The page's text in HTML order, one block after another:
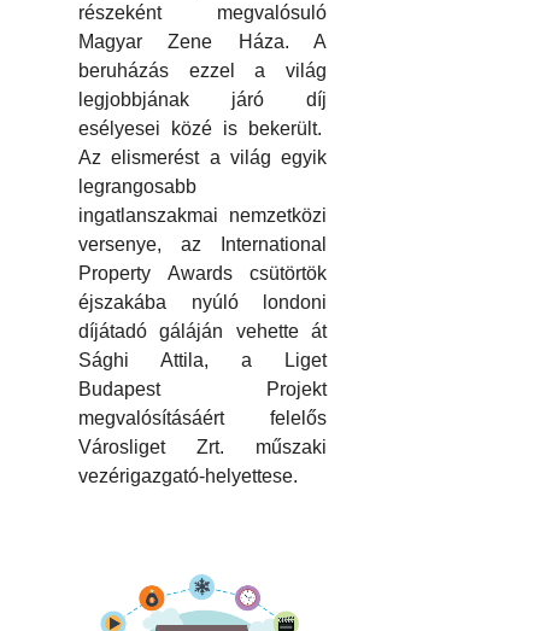
részeként megvalósuló
Magyar Zene Háza. A
beruházás ezzel a világ
legjobbjának járó díj
esélyesei közé is bekerült.
Az elismerést a világ egyik
legrangosabb
ingatlanszakmai nemzetközi
versenye, az International
Property Awards csütörtök
éjszakába nyúló londoni
díjátadó gáláján vehette át
Sághi Attila, a Liget
Budapest Projekt
megvalósításáért felelős
Városliget Zrt. műszaki
vezérigazgató-helyettese.